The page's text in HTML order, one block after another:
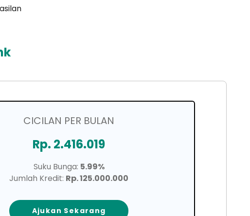
CICILAN PER BULAN
Rp. 2.416.019
Suku Bunga: 5.99%
Jumlah Kredit: Rp. 125.000.000
Ajukan Sekarang